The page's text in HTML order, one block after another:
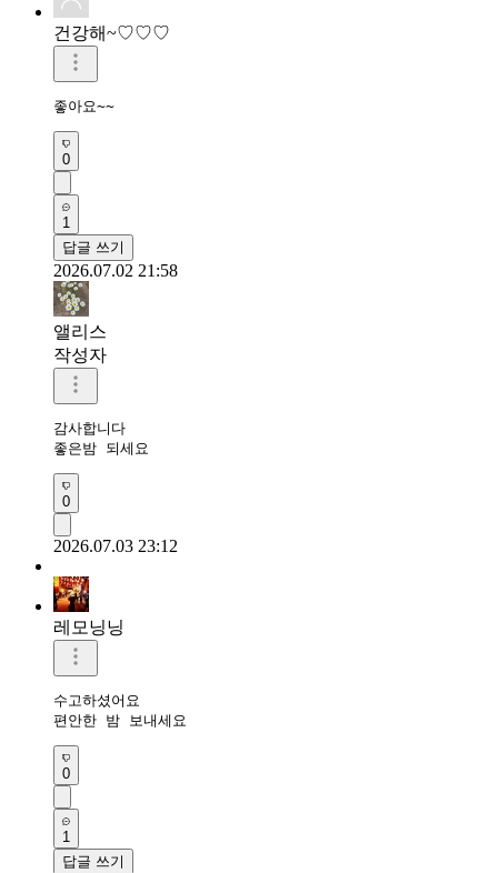
건강해~♡♡♡
좋아요~~
0
1
답글 쓰기
2026.07.02 21:58
앨리스
작성자
감사합니다
좋은밤 되세요
0
2026.07.03 23:12
레모닝닝
수고하셨어요
편안한 밤 보내세요
0
1
답글 쓰기